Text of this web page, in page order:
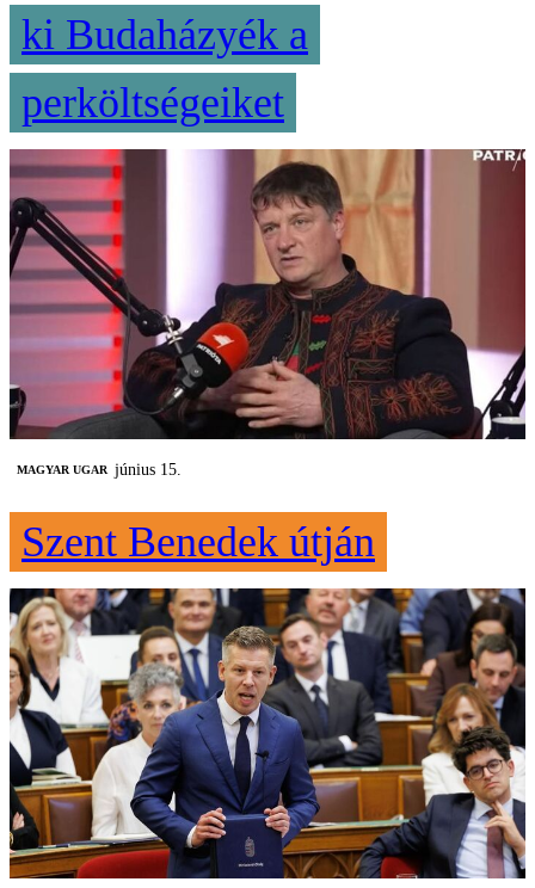
ki Budaházyék a
perköltségeiket
MAGYAR UGAR június 15.
Szent Benedek útján